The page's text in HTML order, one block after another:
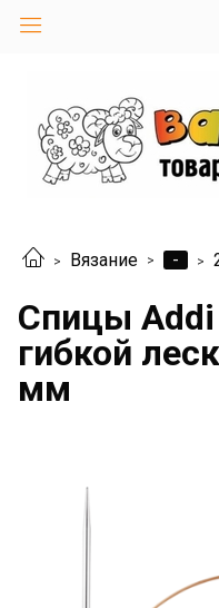
Вязание -
Спицы Addi
гибкой
мм